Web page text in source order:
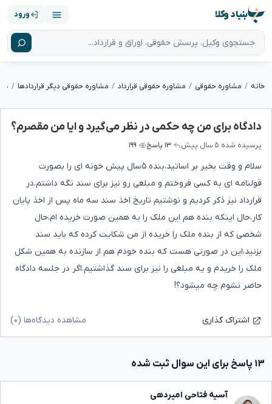
بنیاد وکلا ورود
خانه مشاوره حقوقی مشاوره حقوقی قرارداد مشاوره حقوقی دیگر قراردادها
دادگاه برای من چه حکمی در نظر می‌گیرد و ایا من مقصرم؟
پرسیده شده ۵ سال پیش ۱۳ پاسخ ۱۹۹
سلام و وقت بخیر بر اساتید،بنده ۵سال پیش خونه ای را بصورت
قولنامه ای به کسی فروختم و مبلغی رو نیز برای سند نگه داشتم،در
قرارداد نیز ذکر کردیم و نوشتیم تاریخ اخذ سند سه ماه پس از اخذ پایان
کار،حال اینکه بنده هم این ملک را به همین صورت خریده ام،حال
شخصی که از بنده ملک را خریده از من شکایت کرده که باید سند
بزنید،این در صورتی هست که بنده خودم هم از سازنده به همین شکل
ملک را خریدم و یه مبلغی را نیز برای سند گذاشتیم.اگر در جلسه دادگاه
حاضر نشوم چه میشود؟!
اشتراک گذاری مشاهده دیدگاه‌ها (۰)
۱۳ پاسخ برای این سوال ثبت شده
آسیه فتاحی امیردهی